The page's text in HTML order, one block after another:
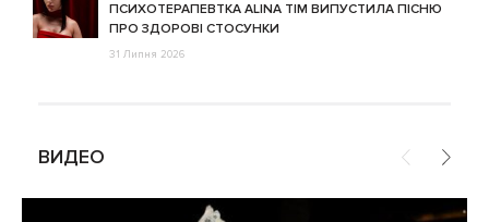
ПСИХОТЕРАПЕВТКА ALINA TIM ВИПУСТИЛА ПІСНЮ
ПРО ЗДОРОВІ СТОСУНКИ
31 Липня 2026
ВИДЕО